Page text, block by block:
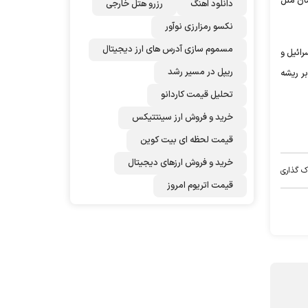
و
ریشه
گذاری
دانلود اهنگ
رزرو هتل خارجی
نکسو رمزارزی نوآور
مسموم سازی آدرس های ارز دیجیتال
ریپل در مسیر رشد
تحلیل قیمت کاردانو
خرید و فروش ارز سینتتیکس
قیمت لحظه ای بیت کوین
خرید و فروش ارزهای دیجیتال
قیمت اتریوم امروز